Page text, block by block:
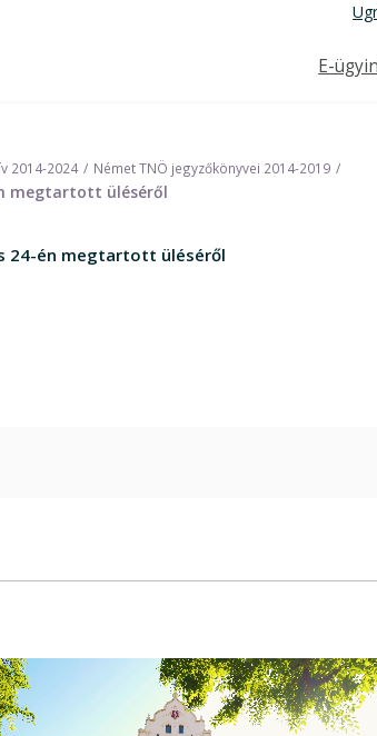
Felső
E-
2014-2024 Német TNÖ jegyzőkönyvei 2014-2019
megtartott üléséről
24-én megtartott üléséről